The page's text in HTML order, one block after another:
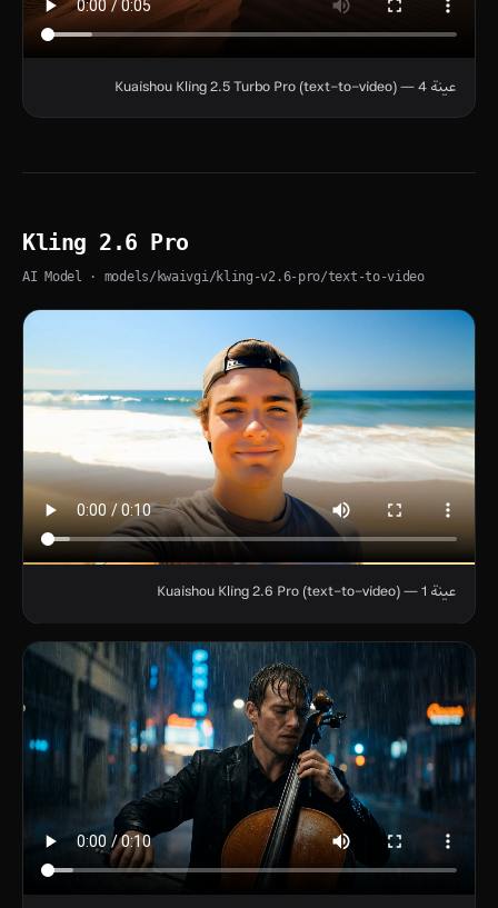
عينة 4 — Kuaishou Kling 2.5 Turbo Pro (text-to-video)
Kling 2.6 Pro
AI Model · models/kwaivgi/kling-v2.6-pro/text-to-video
عينة 1 — Kuaishou Kling 2.6 Pro (text-to-video)